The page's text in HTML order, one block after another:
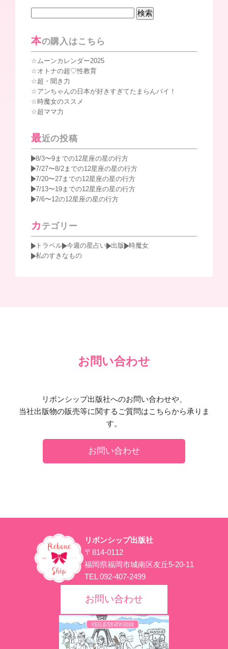
本の購入はこちら
ムーンカレンダー2025
オトナの超♡性教育
超・聞き力
アンちゃんの日本が好きすぎてたまらんバイ！
時魔女のススメ
超ママ力
最近の投稿
8/3〜9までの12星座の星の行方
7/27〜8/2までの12星座の星の行方
7/20〜27までの12星座の星の行方
7/13〜19までの12星座の星の行方
7/6〜12の12星座の星の行方
カ テゴリー
トラベル 今週の星占い 出版
時魔女
私のすきなもの
お問い合わせ
リボンシップ出版社へのお問い合わせや、
当社出版物の販売等に関するご質問はこちらから承りま
す。
お問い合わせ
リボンシップ出版社
〒814-0112
福岡県福岡市城南区友丘5-20-11
TEL 092-407-2499
お問い合わせ